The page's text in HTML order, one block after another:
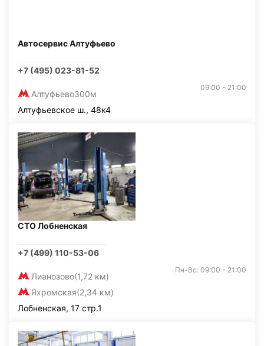
Автосервис Алтуфьево
+7 (495) 023-81-52
Алтуфьево300м
09:00 - 21:00
Алтуфьевское ш., 48к4
СТО Лобненская
+7 (499) 110-53-06
Лианозово(1,72 км)
Яхромская(2,34 км)
Пн-Вс: 09:00 - 21:00
Лобненская, 17 стр.1